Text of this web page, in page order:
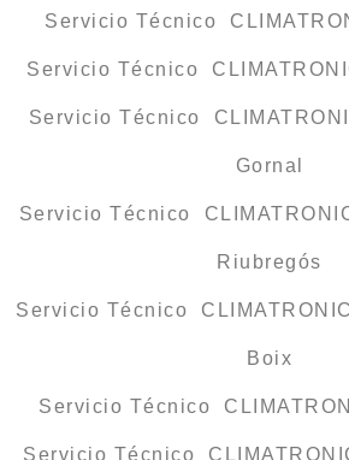
Servicio Técnico
Servicio Técnico
Servicio Técnico
Gornal
Servicio Técnico
Riubregós
Servicio Técnico
Boix
Servicio Técnico
Servicio Técnico